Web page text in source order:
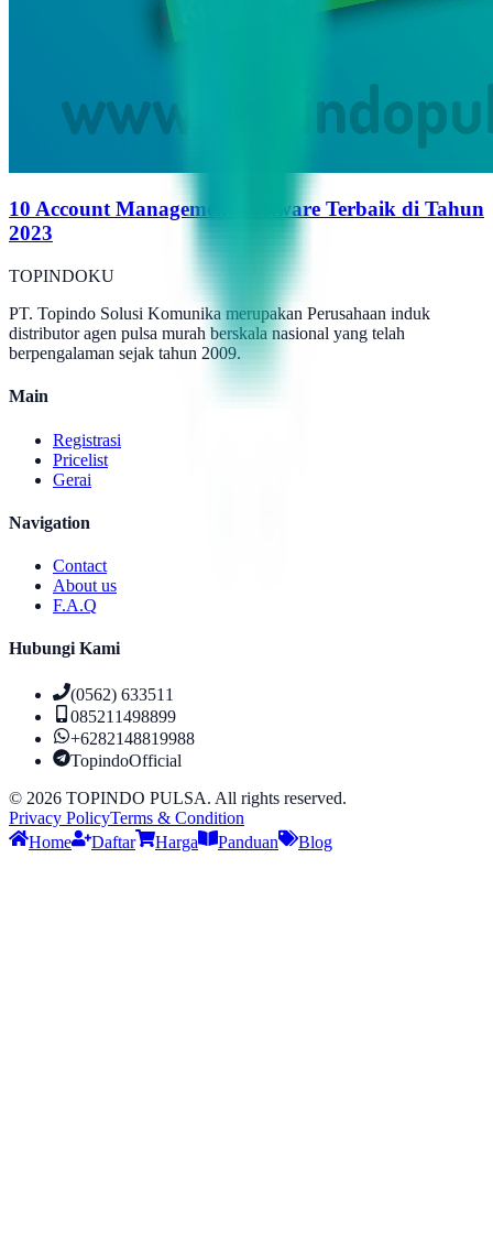
10 Account Management Software Terbaik di Tahun
2023
TOPINDOKU
PT. Topindo Solusi Komunika merupakan Perusahaan induk
distributor agen pulsa murah berskala nasional yang telah
berpengalaman sejak tahun 2009.
Main
Registrasi
Pricelist
Gerai
Navigation
Contact
About us
F.A.Q
Hubungi Kami
(0562) 633511
085211498899
+6282148819988
TopindoOfficial
© 2026 TOPINDO PULSA. All rights reserved.
Privacy PolicyTerms & Condition
Home
Daftar Harga Panduan Blog